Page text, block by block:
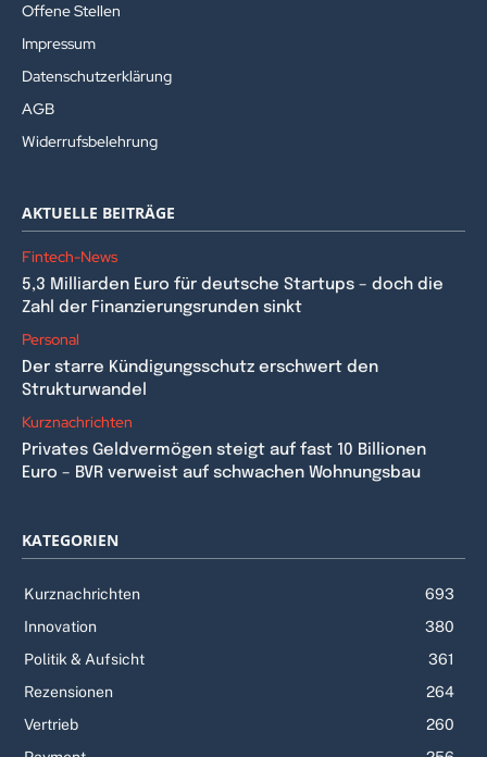
Offene Stellen
Impressum
Datenschutzerklärung
AGB
Widerrufsbelehrung
AKTUELLE BEITRÄGE
Fintech-News
5,3 Milliarden Euro für deutsche Startups – doch die
Zahl der Finanzierungsrunden sinkt
Personal
Der starre Kündigungsschutz erschwert den
Strukturwandel
Kurznachrichten
Privates Geldvermögen steigt auf fast 10 Billionen
Euro – BVR verweist auf schwachen Wohnungsbau
KATEGORIEN
Kurznachrichten
693
Innovation
380
Politik & Aufsicht
361
Rezensionen
264
Vertrieb
260